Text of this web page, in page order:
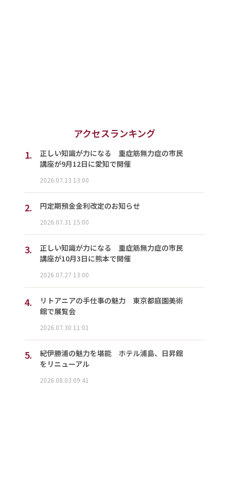
アクセスランキング
1.
正しい知識が力になる 重症筋無力症の市民
講座が9月12日に愛知で開催
2026.07.13 13:00
2. 円定期預金金利改定のお知らせ
2026.07.31 15:00
3.
正しい知識が力になる 重症筋無力症の市民
講座が10月3日に熊本で開催
2026.07.27 13:00
4.
リトアニアの手仕事の魅力 東京都庭園美術
館で展覧会
2026.07.30 11:01
5.
紀伊勝浦の魅力を堪能 ホテル浦島、日昇館
をリニューアル
2026.08.03 09:41